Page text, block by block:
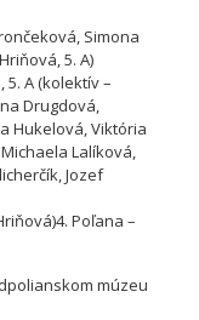
Simona
5. A)
5. A (kolektív –
Drugdová,
Hukelová, Viktória
Lalíková,
Jozef
Poľana –
múzeu